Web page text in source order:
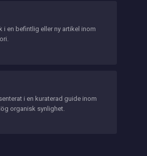
i en befintlig eller ny artikel inom
i en kuraterad guide inom
organisk synlighet.